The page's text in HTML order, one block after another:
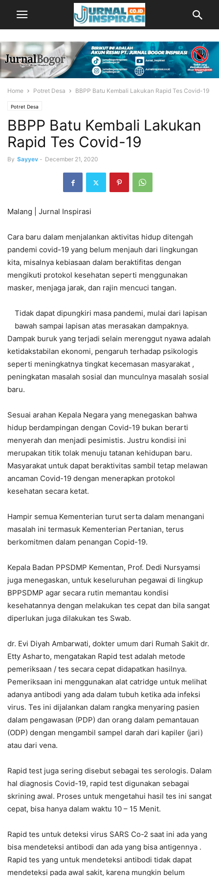
Home Potret Desa BBPP Batu Kembali Lakukan Rapid Tes Covid-19
Potret Desa
BBPP Batu Kembali Lakukan
Rapid Tes Covid-19
By Sayyev - December 21, 2020
Malang | Jurnal Inspirasi
Cara baru dalam menjalankan aktivitas hidup ditengah
pandemi covid-19 yang belum menjauh dari lingkungan
kita, misalnya kebiasaan dalam beraktifitas dengan
mengikuti protokol kesehatan seperti menggunakan
masker, menjaga jarak, dan rajin mencuci tangan.
Tidak dapat dipungkiri masa pandemi, mulai dari lapisan
bawah sampai lapisan atas merasakan dampaknya.
Dampak buruk yang terjadi selain merenggut nyawa adalah
ketidakstabilan ekonomi, pengaruh terhadap psikologis
seperti meningkatnya tingkat kecemasan masyarakat ,
peningkatan masalah sosial dan munculnya masalah sosial
baru.
Sesuai arahan Kepala Negara yang menegaskan bahwa
hidup berdampingan dengan Covid-19 bukan berarti
menyerah dan menjadi pesimistis. Justru kondisi ini
merupakan titik tolak menuju tatanan kehidupan baru.
Masyarakat untuk dapat beraktivitas sambil tetap melawan
ancaman Covid-19 dengan menerapkan protokol
kesehatan secara ketat.
Hampir semua Kementerian turut serta dalam menangani
masalah ini termasuk Kementerian Pertanian, terus
berkomitmen dalam penangan Copid-19.
Kepala Badan PPSDMP Kementan, Prof. Dedi Nursyamsi
juga menegaskan, untuk keseluruhan pegawai di lingkup
BPPSDMP agar secara rutin memantau kondisi
kesehatannya dengan melakukan tes cepat dan bila sangat
diperlukan juga dilakukan tes Swab.
dr. Evi Diyah Ambarwati, dokter umum dari Rumah Sakit dr.
Etty Asharto, mengatakan Rapid test adalah metode
pemeriksaan / tes secara cepat didapatkan hasilnya.
Pemeriksaan ini menggunakan alat catridge untuk melihat
adanya antibodi yang ada dalam tubuh ketika ada infeksi
virus. Tes ini dijalankan dalam rangka menyaring pasien
dalam pengawasan (PDP) dan orang dalam pemantauan
(ODP) dengan mengambil sampel darah dari kapiler (jari)
atau dari vena.
Rapid test juga sering disebut sebagai tes serologis. Dalam
hal diagnosis Covid-19, rapid test digunakan sebagai
skrining awal. Proses untuk mengetahui hasil tes ini sangat
cepat, bisa hanya dalam waktu 10 – 15 Menit.
Rapid tes untuk deteksi virus SARS Co-2 saat ini ada yang
bisa mendeteksi antibodi dan ada yang bisa antigennya .
Rapid tes yang untuk mendeteksi antibodi tidak dapat
mendeteksi pada awal sakit, karena mungkin belum